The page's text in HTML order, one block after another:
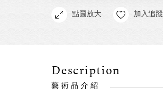
點圖放大 加入追蹤
Description
藝術品介紹